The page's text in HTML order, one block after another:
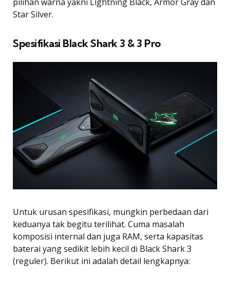
Star Silver.
Spesifikasi Black Shark 3 & 3 Pro
Untuk urusan spesifikasi, mungkin perbedaan dari
keduanya tak begitu terilihat. Cuma masalah
komposisi internal dan juga RAM, serta kapasitas
baterai yang sedikit lebih kecil di Black Shark 3
(reguler). Berikut ini adalah detail lengkapnya: